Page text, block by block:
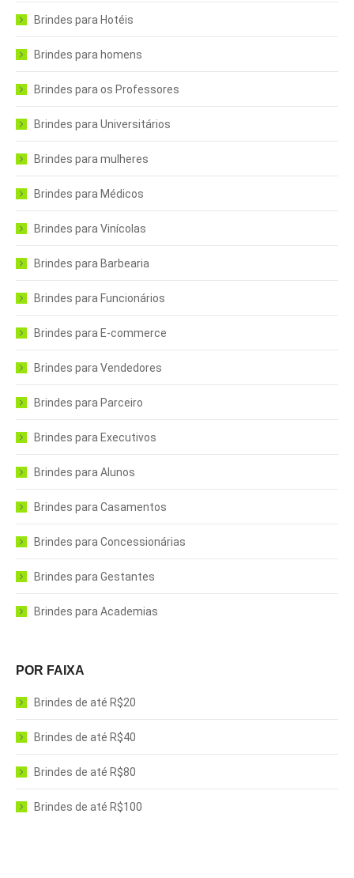
Brindes para Hotéis
Brindes para homens
Brindes para os Professores
Brindes para Universitários
Brindes para mulheres
Brindes para Médicos
Brindes para Vinícolas
Brindes para Barbearia
Brindes para Funcionários
Brindes para E-commerce
Brindes para Vendedores
Brindes para Parceiro
Brindes para Executivos
Brindes para Alunos
Brindes para Casamentos
Brindes para Concessionárias
Brindes para Gestantes
Brindes para Academias
POR FAIXA
Brindes de até R$20
Brindes de até R$40
Brindes de até R$80
Brindes de até R$100